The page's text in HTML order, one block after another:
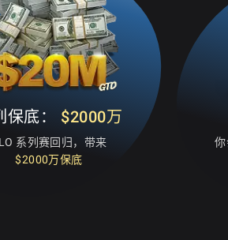
保底： $2000万
系列赛回归，带来
$2000万保底